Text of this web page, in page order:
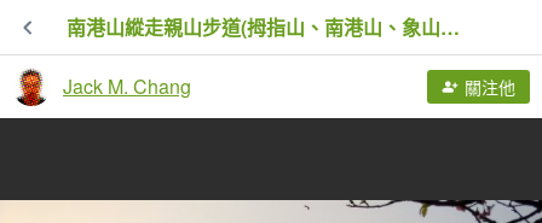
南港山縱走親山步道(拇指山、南港山、象山、九五峰)
Jack M. Chang 關注他